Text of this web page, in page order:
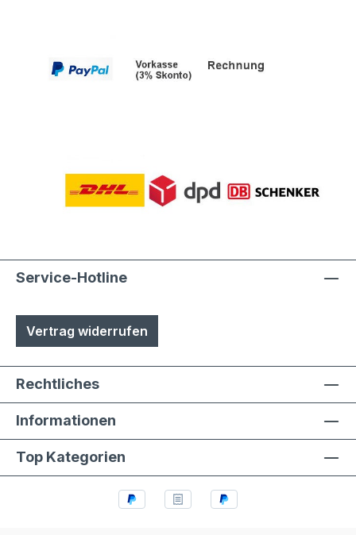
Service-Hotline
Vertrag widerrufen
Rechtliches
Informationen
Top Kategorien